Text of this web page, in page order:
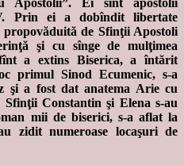
Apostolii”. Ei sînt apostolii
Prin ei a dobîndit libertate
propovăduită de Sfinţii Apostoli
şi cu sînge de mulţimea
a extins Biserica, a întărit
primul Sinod Ecumenic, s-a
şi a fost dat anatema Arie cu
Constantin şi Elena s-au
mii de biserici, s-a aflat la
zidit numeroase locaşuri de